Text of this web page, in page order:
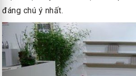
đáng chú ý nhất.